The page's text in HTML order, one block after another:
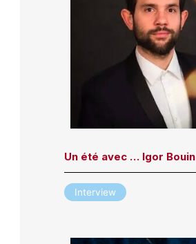
Un été avec … Igor Bouin
Interview